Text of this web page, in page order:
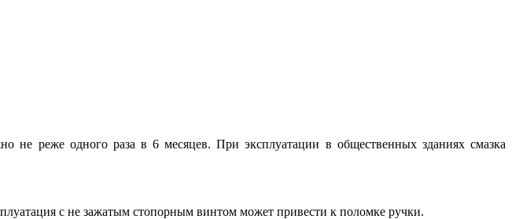
не реже одного раза в 6 месяцев. При эксплуатации в общественных зданиях смазка
с не зажатым стопорным винтом может привести к поломке ручки.